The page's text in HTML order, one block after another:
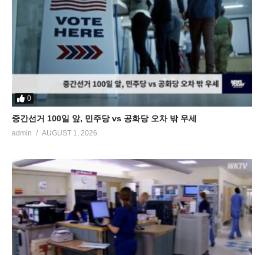
0
중간선거 100일 앞, 민주당 vs 공화당 오차 밖 우세
admin AUGUST 1, 2026